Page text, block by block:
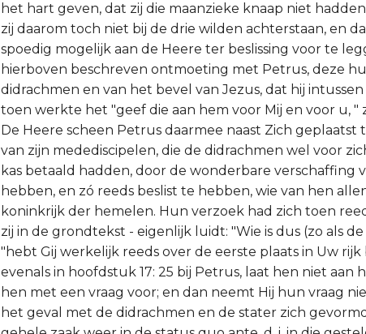
het hart geven, dat zij die maanzieke knaap niet
zij daarom toch niet bij de drie wilden achterstaan, en
spoedig mogelijk aan de Heere ter beslissing voor te
hierboven beschreven ontmoeting met Petrus, deze
didrachmen en van het bevel van Jezus, dat hij
toen werkte het "geef die aan hem voor Mij en voor u, "
De Heere scheen Petrus daarmee naast Zich geplaatst
van zijn medediscipelen, die de didrachmen wel voor
kas betaald hadden, door de wonderbare verschaffing
hebben, en zó reeds beslist te hebben, wie van hen
koninkrijk der hemelen. Hun verzoek had zich toen
zij in de grondtekst - eigenlijk luidt: "Wie is dus (zo als
"hebt Gij werkelijk reeds over de eerste plaats in Uw
evenals in hoofdstuk 17: 25 bij Petrus, laat hen niet aan
hen met een vraag voor; en dan neemt Hij hun vraag
het geval met de didrachmen en de stater zich